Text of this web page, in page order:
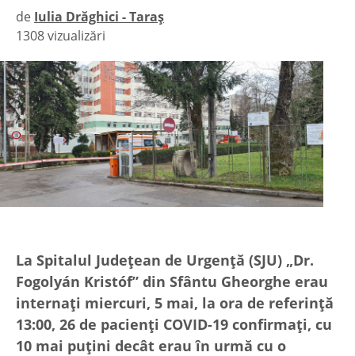
de Iulia Drăghici - Taraș
|
1308 vizualizări
La Spitalul Județean de Urgență (SJU) „Dr.
Fogolyán Kristóf” din Sfântu Gheorghe erau
internați miercuri, 5 mai, la ora de referință
13:00, 26 de pacienți COVID-19 confirmați, cu
10 mai puțini decât erau în urmă cu o